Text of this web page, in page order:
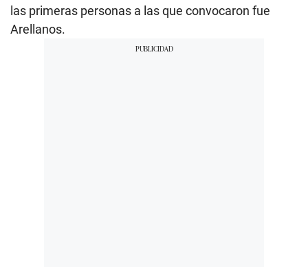
las primeras personas a las que convocaron fue
Arellanos.